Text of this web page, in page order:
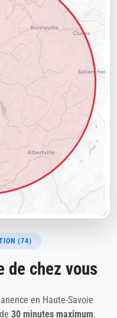
(74)
de chez vous
en Haute-Savoie
30 minutes maximum.